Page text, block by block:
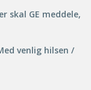
skal GE meddele,
venlig hilsen /